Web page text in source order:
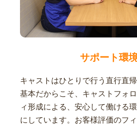
サポート環
キャストはひとりで行う直行直
基本だからこそ、キャストフォ
ィ形成による、安心して働ける
にしています。お客様評価のフ